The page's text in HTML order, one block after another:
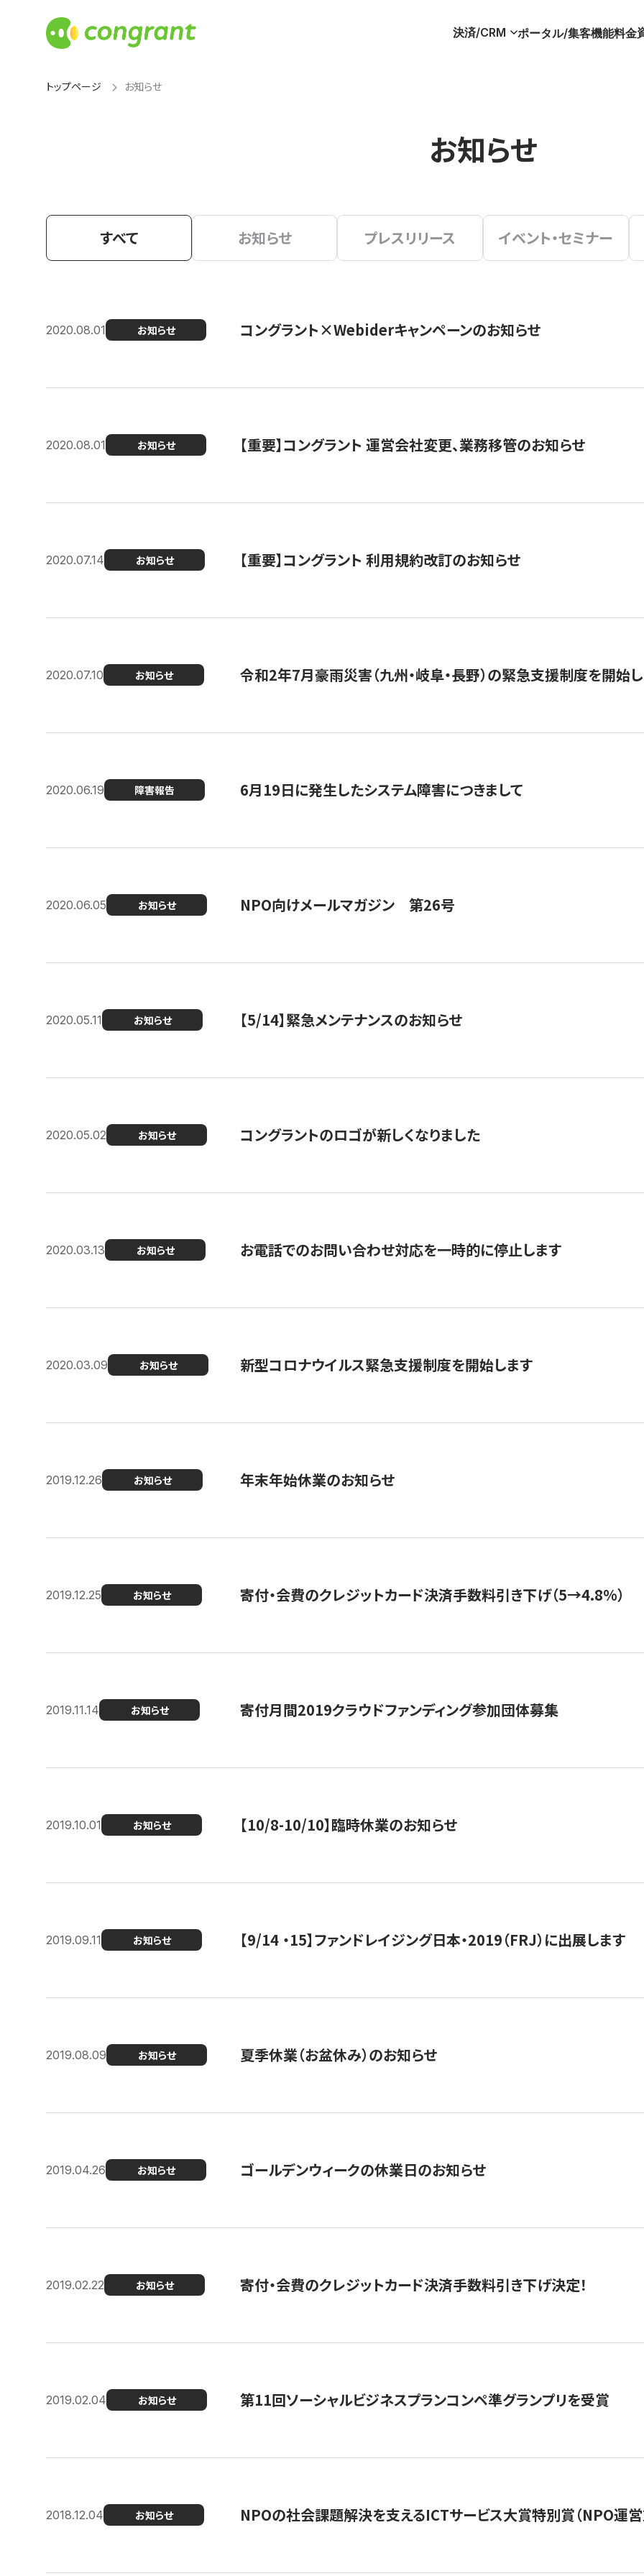
決済/CRM ポータル/集客機能料金
トップページ お知らせ
お知らせ
すべて お知らせ プレスリリース イベント・セミナー
2020.08.01 お知らせ コングラント×Webiderキャンペーンのお知らせ
2020.08.01 お知らせ 【重要】コングラント 運営会社変更、業務移管のお知らせ
2020.07.14 お知らせ 【重要】コングラント 利用規約改訂のお知らせ
2020.07.10 お知らせ 令和2年7月豪雨災害（九州・岐阜・長野）の緊急支援制度を開始
2020.06.19 障害報告 6月19日に発生したシステム障害につきまして
2020.06.05 お知らせ NPO向けメールマガジン 第26号
2020.05.11 お知らせ 【5/14】緊急メンテナンスのお知らせ
2020.05.02 お知らせ コングラントのロゴが新しくなりました
2020.03.13 お知らせ お電話でのお問い合わせ対応を一時的に停止します
2020.03.09 お知らせ 新型コロナウイルス緊急支援制度を開始します
2019.12.26 お知らせ 年末年始休業のお知らせ
2019.12.25 お知らせ 寄付・会費のクレジットカード決済手数料引き下げ（5→4.8%）
2019.11.14 お知らせ 寄付月間2019クラウドファンディング参加団体募集
2019.10.01 お知らせ 【10/8-10/10】臨時休業のお知らせ
2019.09.11 お知らせ 【9/14 ・15】ファンドレイジング日本・2019（FRJ）に出展します
2019.08.09 お知らせ 夏季休業（お盆休み）のお知らせ
2019.04.26 お知らせ ゴールデンウィークの休業日のお知らせ
2019.02.22 お知らせ 寄付・会費のクレジットカード決済手数料引き下げ決定！
2019.02.04 お知らせ 第11回ソーシャルビジネスプランコンペ準グランプリを受賞
2018.12.04 お知らせ NPOの社会課題解決を支えるICTサービス大賞特別賞（NPO運